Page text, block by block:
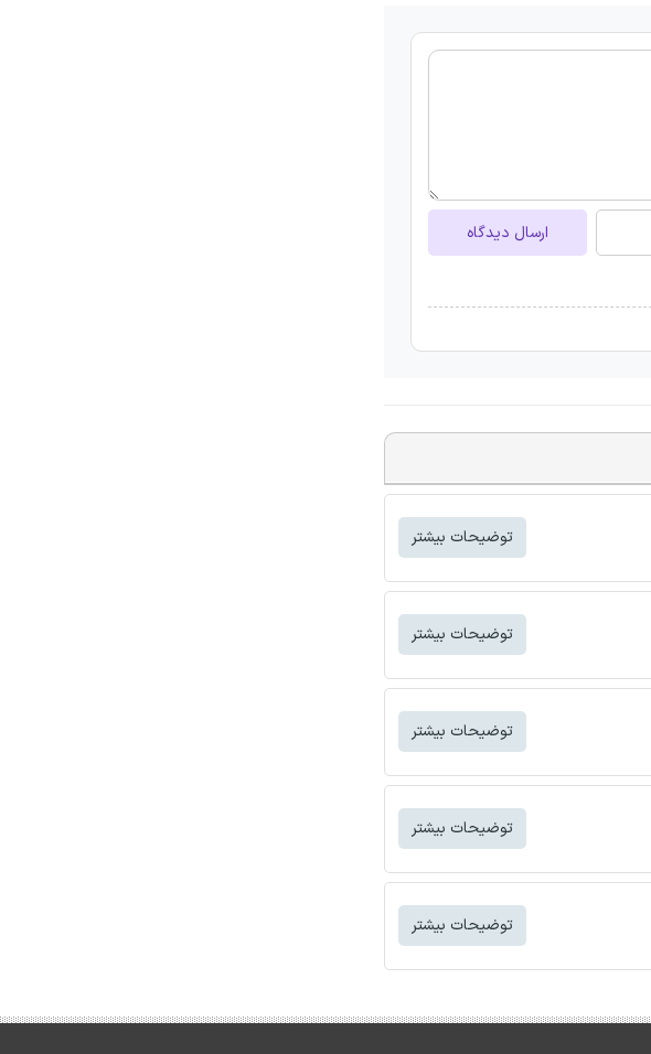
ارسال دیدگاه
توضیحات بیشتر
توضیحات بیشتر
توضیحات بیشتر
توضیحات بیشتر
توضیحات بیشتر